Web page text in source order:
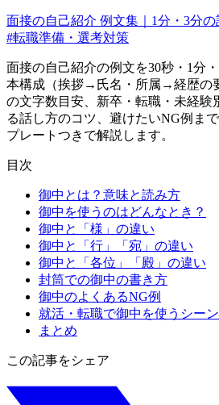
面接の自己紹介 例文集｜1分・3分
#転職準備・選考対策
面接の自己紹介の例文を30秒・1分
本構成（挨拶→氏名・所属→経歴の
の文字数目安、新卒・転職・未経験
る話し方のコツ、避けたいNG例ま
プレートつきで解説します。
目次
御中とは？意味と読み方
御中を使うのはどんなとき？
御中と「様」の違い
御中と「行」「宛」の違い
御中と「各位」「殿」の違い
封筒での御中の書き方
御中のよくあるNG例
就活・転職で御中を使うシーン
まとめ
この記事をシェア